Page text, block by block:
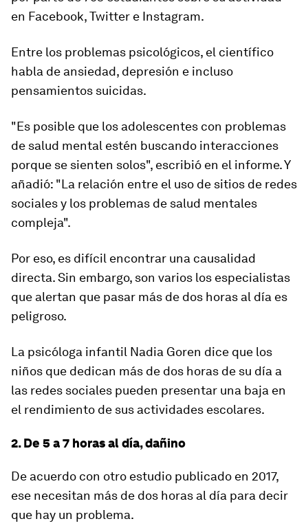
en Facebook, Twitter e Instagram.
Entre los problemas psicológicos, el científico
habla de ansiedad, depresión e incluso
pensamientos suicidas.
"Es posible que los adolescentes con problemas
de salud mental estén buscando interacciones
porque se sienten solos", escribió en el informe. Y
añadió: "La relación entre el uso de sitios de redes
sociales y los problemas de salud mentales
compleja".
Por eso, es difícil encontrar una causalidad
directa. Sin embargo, son varios los especialistas
que alertan que pasar más de dos horas al día es
peligroso.
La psicóloga infantil Nadia Goren dice que los
niños que dedican más de dos horas de su día a
las redes sociales pueden presentar una baja en
el rendimiento de sus actividades escolares.
2. De 5 a 7 horas al día, dañino
De acuerdo con otro estudio publicado en 2017,
ese necesitan más de dos horas al día para decir
que hay un problema.